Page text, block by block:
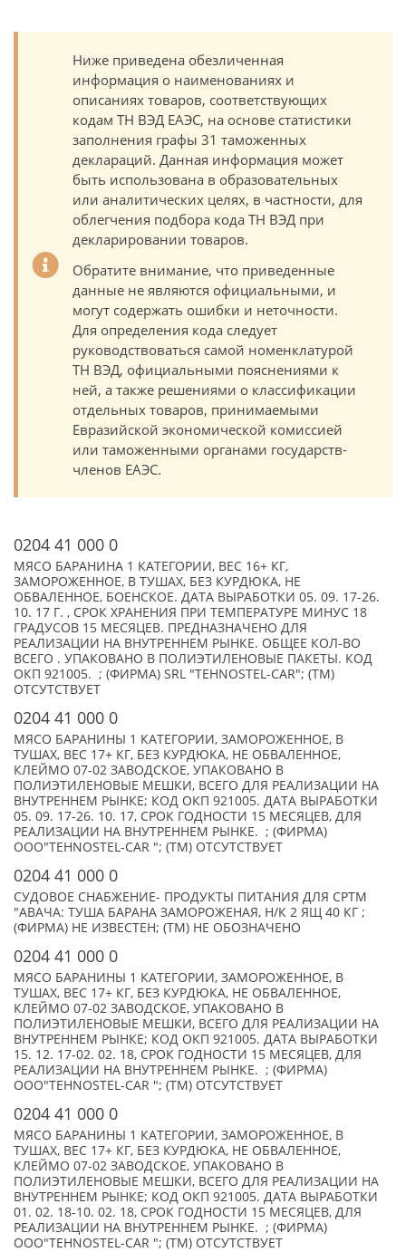
Ниже приведена обезличенная
информация о наименованиях и
описаниях товаров, соответствующих
кодам ТН ВЭД ЕАЭС, на основе статистики
заполнения графы 31 таможенных
деклараций. Данная информация может
быть использована в образовательных
или аналитических целях, в частности, для
облегчения подбора кода ТН ВЭД при
декларировании товаров.
Обратите внимание, что приведенные
данные не являются официальными, и
могут содержать ошибки и неточности.
Для определения кода следует
руководствоваться самой номенклатурой
ТН ВЭД, официальными пояснениями к
ней, а также решениями о классификации
отдельных товаров, принимаемыми
Евразийской экономической комиссией
или таможенными органами государств-
членов ЕАЭС.
0204 41 000 0
МЯСО БАРАНИНА 1 КАТЕГОРИИ, ВЕС 16+ КГ,
ЗАМОРОЖЕННОЕ, В ТУШАХ, БЕЗ КУРДЮКА, НЕ
ОБВАЛЕННОЕ, БОЕНСКОЕ. ДАТА ВЫРАБОТКИ 05. 09. 17-26.
10. 17 Г. , СРОК ХРАНЕНИЯ ПРИ ТЕМПЕРАТУРЕ МИНУС 18
ГРАДУСОВ 15 МЕСЯЦЕВ. ПРЕДНАЗНАЧЕНО ДЛЯ
РЕАЛИЗАЦИИ НА ВНУТРЕННЕМ РЫНКЕ. ОБЩЕЕ КОЛ-ВО
ВСЕГО . УПАКОВАНО В ПОЛИЭТИЛЕНОВЫЕ ПАКЕТЫ. КОД
ОКП 921005. ; (ФИРМА) SRL "TEHNOSTEL-CAR"; (TM)
ОТСУТСТВУЕТ
0204 41 000 0
МЯСО БАРАНИНЫ 1 КАТЕГОРИИ, ЗАМОРОЖЕННОЕ, В
ТУШАХ, ВЕС 17+ КГ, БЕЗ КУРДЮКА, НЕ ОБВАЛЕННОЕ,
КЛЕЙМО 07-02 ЗАВОДСКОЕ, УПАКОВАНО В
ПОЛИЭТИЛЕНОВЫЕ МЕШКИ, ВСЕГО ДЛЯ РЕАЛИЗАЦИИ НА
ВНУТРЕННЕМ РЫНКЕ; КОД ОКП 921005. ДАТА ВЫРАБОТКИ
05. 09. 17-26. 10. 17, СРОК ГОДНОСТИ 15 МЕСЯЦЕВ, ДЛЯ
РЕАЛИЗАЦИИ НА ВНУТРЕННЕМ РЫНКЕ. ; (ФИРМА)
ООО"TEHNOSTEL-CAR "; (TM) ОТСУТСТВУЕТ
0204 41 000 0
СУДОВОЕ СНАБЖЕНИЕ- ПРОДУКТЫ ПИТАНИЯ ДЛЯ СРТМ
"АВАЧА: ТУША БАРАНА ЗАМОРОЖЕНАЯ, Н/К 2 ЯЩ 40 КГ ;
(ФИРМА) НЕ ИЗВЕСТЕН; (TM) НЕ ОБОЗНАЧЕНО
0204 41 000 0
МЯСО БАРАНИНЫ 1 КАТЕГОРИИ, ЗАМОРОЖЕННОЕ, В
ТУШАХ, ВЕС 17+ КГ, БЕЗ КУРДЮКА, НЕ ОБВАЛЕННОЕ,
КЛЕЙМО 07-02 ЗАВОДСКОЕ, УПАКОВАНО В
ПОЛИЭТИЛЕНОВЫЕ МЕШКИ, ВСЕГО ДЛЯ РЕАЛИЗАЦИИ НА
ВНУТРЕННЕМ РЫНКЕ; КОД ОКП 921005. ДАТА ВЫРАБОТКИ
15. 12. 17-02. 02. 18, СРОК ГОДНОСТИ 15 МЕСЯЦЕВ, ДЛЯ
РЕАЛИЗАЦИИ НА ВНУТРЕННЕМ РЫНКЕ. ; (ФИРМА)
ООО"TEHNOSTEL-CAR "; (TM) ОТСУТСТВУЕТ
0204 41 000 0
МЯСО БАРАНИНЫ 1 КАТЕГОРИИ, ЗАМОРОЖЕННОЕ, В
ТУШАХ, ВЕС 17+ КГ, БЕЗ КУРДЮКА, НЕ ОБВАЛЕННОЕ,
КЛЕЙМО 07-02 ЗАВОДСКОЕ, УПАКОВАНО В
ПОЛИЭТИЛЕНОВЫЕ МЕШКИ, ВСЕГО ДЛЯ РЕАЛИЗАЦИИ НА
ВНУТРЕННЕМ РЫНКЕ; КОД ОКП 921005. ДАТА ВЫРАБОТКИ
01. 02. 18-10. 02. 18, СРОК ГОДНОСТИ 15 МЕСЯЦЕВ, ДЛЯ
РЕАЛИЗАЦИИ НА ВНУТРЕННЕМ РЫНКЕ. ; (ФИРМА)
ООО"TEHNOSTEL-CAR "; (TM) ОТСУТСТВУЕТ